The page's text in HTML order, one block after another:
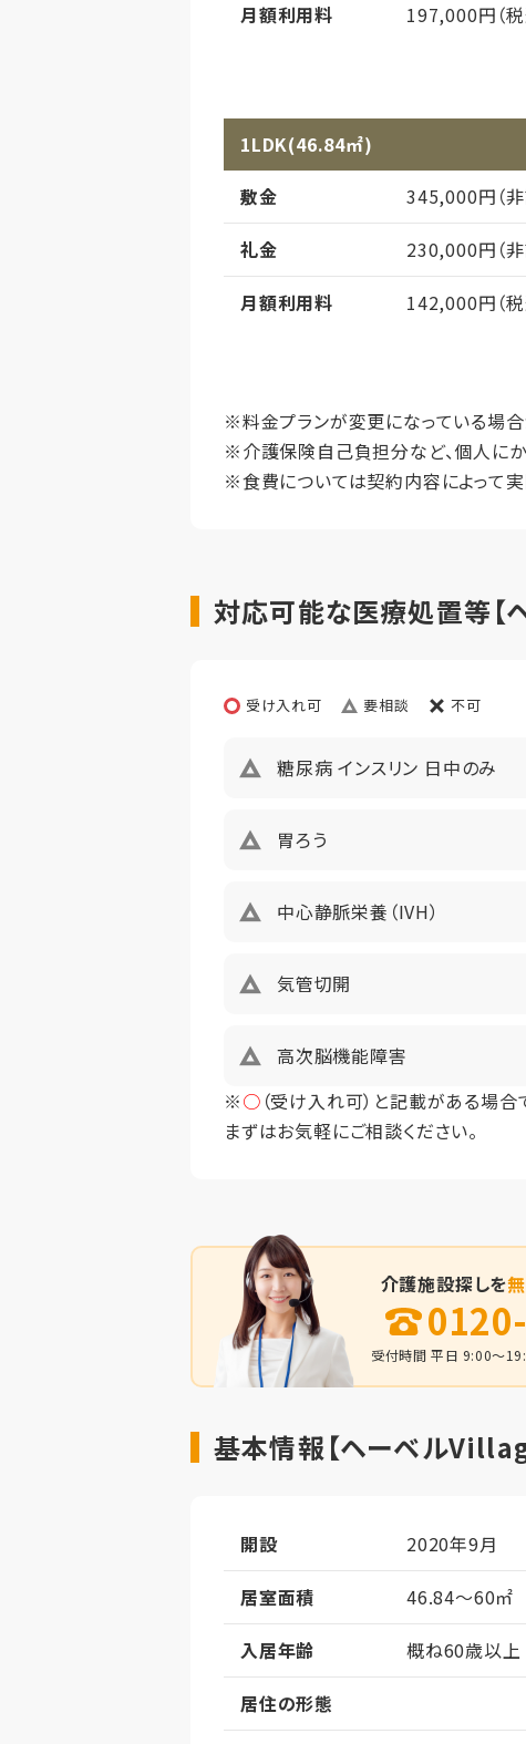
月額利用料
197,000円（
月額利用料内訳
家賃
管理費
初期償却
想定居住期間
定員
1LDK(46.84㎡)
敷金
345,000円（非
礼金
230,000円（非
月額利用料
142,000円（
月額利用料内訳
家賃
管理費
その他事項
居室広さ
※料金プランが変更になっている場
※介護保険自己負担分など、個人に
※食費については契約内容によって
対応可能な医療処置等【
受け入れ可 要相談 不可
糖尿病 インスリン 日中のみ
胃ろう
中心静脈栄養（IVH）
気管切開
高次脳機能障害
※○ （受け入れ可）と記載がある場
まずはお気軽にご相談ください。
介護施設探しを
受付時間 平日 9:00～
基本情報【ヘーベル
開設
2020年9月
居室面積
46.84～60㎡
入居年齢
概ね60歳以上
居住の形態